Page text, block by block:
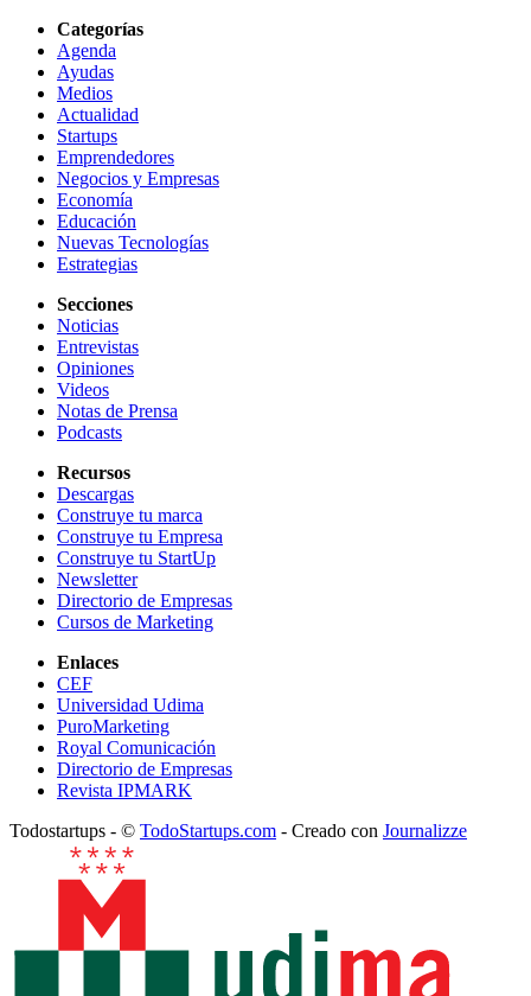
Categorías
Agenda
Ayudas
Medios
Actualidad
Startups
Emprendedores
Negocios y Empresas
Economía
Educación
Nuevas Tecnologías
Estrategias
Secciones
Noticias
Entrevistas
Opiniones
Videos
Notas de Prensa
Podcasts
Recursos
Descargas
Construye tu marca
Construye tu Empresa
Construye tu StartUp
Newsletter
Directorio de Empresas
Cursos de Marketing
Enlaces
CEF
Universidad Udima
PuroMarketing
Royal Comunicación
Directorio de Empresas
Revista IPMARK
Todostartups - © TodoStartups.com - Creado con Journalizze